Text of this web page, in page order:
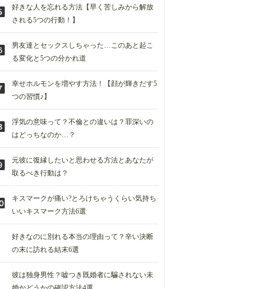
好きな人を忘れる方法【早く苦しみから解放
される5つの行動！】
男友達とセックスしちゃった…このあと起こ
る変化と5つの分かれ道
幸せホルモンを増やす方法！【顔が輝きだす5
つの習慣♪】
浮気の意味って？不倫との違いは？罪深いの
はどっちなのか…？
元彼に復縁したいと思わせる方法とあなたが
取るべき行動は？
キスマークが痛い?とろけちゃうくらい気持ち
いいキスマーク方法6選
好きなのに別れる本当の理由って？辛い決断
の末に訪れる結末6選
彼は独身男性？嘘つき既婚者に騙されない未